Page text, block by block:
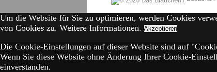
Um die Website für Sie zu optimieren, werden Cookies
von Cookies zu. Weitere Informationen. Akzeptieren
Die Cookie-Einstellungen auf dieser Website sind auf
Wenn Sie diese Website ohne Änderung Ihrer Cookie-
einverstanden.